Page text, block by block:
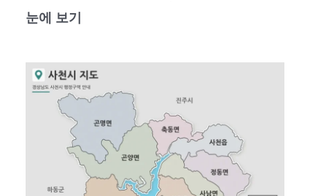
눈에 보기